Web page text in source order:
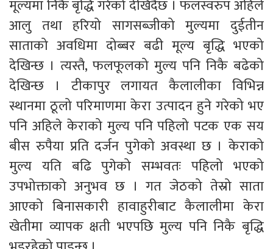
मूल्यमा निकै बृद्धि गरेको देखिदैछ । फलस्वरुप अहिले
आलु तथा हरियो सागसब्जीको मुल्यमा दुईतीन
साताको अवधिमा दोब्बर बढी मूल्य बृद्धि भएको
देखिन्छ । त्यस्तै, फलफूलको मुल्य पनि निकै बढेको
देखिन्छ । टीकापुर लगायत कैलालीका विभिन्न
स्थानमा ठूलो परिमाणमा केरा उत्पादन हुने गरेको भए
पनि अहिले केराको मुल्य पनि पहिलो पटक एक सय
बीस रुपैया प्रति दर्जन पुगेको अवस्था छ । केराको
मुल्य यति बढि पुगेको सम्भवतः पहिलो भएको
उपभोक्ताको अनुभव छ । गत जेठको तेस्रो साता
आएको बिनासकारी हावाहुरीबाट कैलालीमा केरा
खेतीमा व्यापक क्षती भएपछि मुल्य पनि निकै बृद्धि